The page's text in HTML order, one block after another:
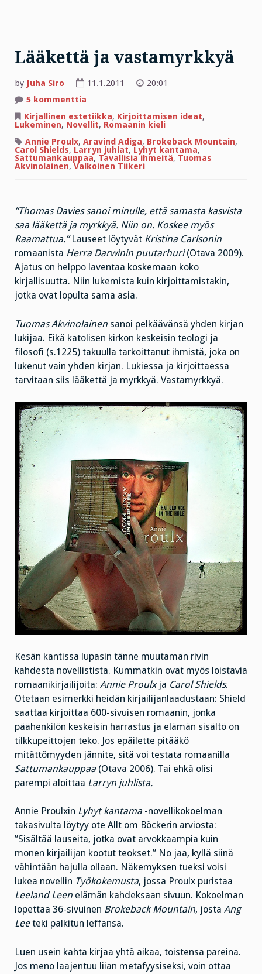
Lääkettä ja vastamyrkkyä
by Juha Siro 11.1.2011
20:01
5 kommenttia
ja
vastamyrkkyä
Kirjallinen estetiikka, Kirjoittamisen ideat,
Lukeminen, Novellit, Romaanin kieli
Annie Proulx, Aravind Adiga, Brokeback Mountain,
Carol Shields, Larryn juhlat,Lyhyt kantama,
Sattumankauppaa, Tavallisia ihmeitä, Tuomas
Akvinolainen,Valkoinen Tiikeri
”Thomas Davies sanoi minulle, että samasta kasvista
saa lääkettä ja myrkkyä. Niin on. Koskee myös
Raamattua.”Lauseet löytyvät Kristina Carlsonin
romaanista Herra Darwinin puutarhuri(Otava 2009).
Ajatus on helppo laventaa koskemaan koko
kirjallisuutta. Niin lukemista kuin kirjoittamistakin,
jotka ovat lopulta sama asia.
Tuomas Akvinolainen sanoi pelkäävänsä yhden kirjan
lukijaa. Eikä katolisen kirkon keskeisin teologi ja
filosofi (s.1225) takuulla tarkoittanut ihmistä, joka on
lukenut vain yhden kirjan. Lukiessa ja kirjoittaessa
tarvitaan siis lääkettä ja myrkkyä. Vastamyrkkyä.
Kesän kantissa lupasin tänne muutaman rivin
kahdesta novellistista. Kummatkin ovat myös loistavia
romaanikirjailijoita: Annie Proulxja Carol Shields.
Otetaan esimerkki heidän kirjailijanlaadustaan: Shield
saattaa kirjoittaa 600-sivuisen romaanin, jonka
päähenkilön keskeisin harrastus ja elämän sisältö on
tilkkupeittojen teko. Jos epäilette pitääkö
mitättömyyden jännite, sitä voi testata romaanilla
Sattumankauppaa (Otava 2006). Tai ehkä olisi
parempi aloittaa Larryn juhlista.
Annie Proulxin Lyhyt kantama -novellikokoelman
takasivulta löytyy ote Allt om Böckerin arviosta:
”Sisältää lauseita, jotka ovat arvokkaampia kuin
monen kirjailijan kootut teokset.” No jaa, kyllä siinä
vähintään hajulla ollaan. Näkemyksen tueksi voisi
lukea novellin Työkokemusta, jossa Proulx puristaa
Leeland Leen elämän kahdeksaan sivuun. Kokoelman
lopettaa 36-sivuinen Brokeback Mountain, josta Ang
Leeteki palkitun leffansa.
Luen usein kahta kirjaa yhtä aikaa, toistensa pareina.
Jos meno laajentuu liian metafyysiseksi, voin ottaa